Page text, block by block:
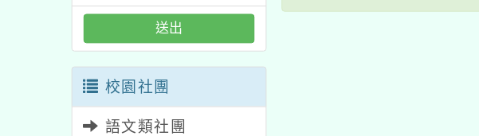
送出
校園社團
語文類社團